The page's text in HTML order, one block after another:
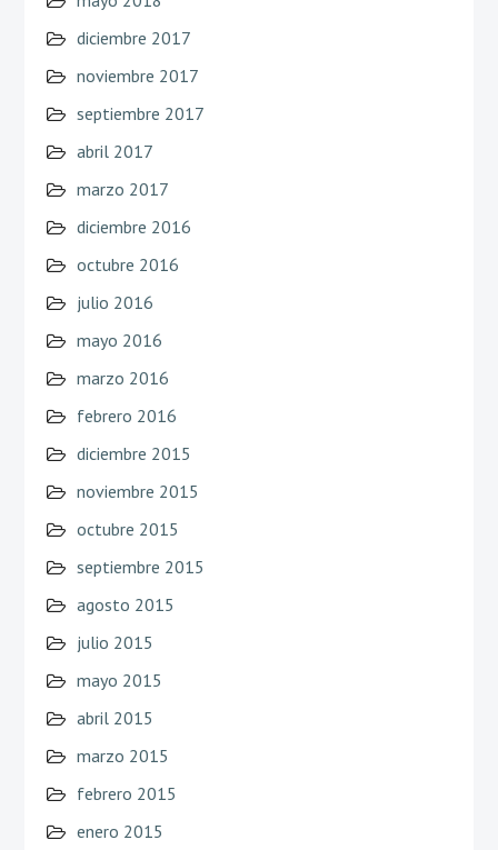
diciembre 2017
noviembre 2017
septiembre 2017
abril 2017
marzo 2017
diciembre 2016
octubre 2016
julio 2016
mayo 2016
marzo 2016
febrero 2016
diciembre 2015
noviembre 2015
octubre 2015
septiembre 2015
agosto 2015
julio 2015
mayo 2015
abril 2015
marzo 2015
febrero 2015
enero 2015